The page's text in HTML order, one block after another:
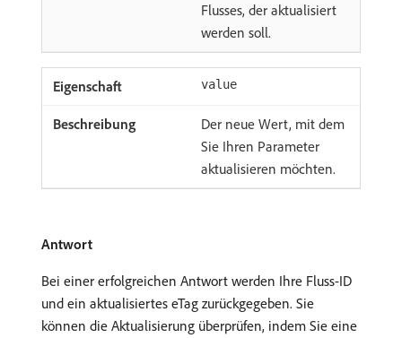
Flusses, der aktualisiert
werden soll.
value
Der neue Wert, mit dem
Sie Ihren Parameter
aktualisieren möchten.
Antwort
Bei einer erfolgreichen Antwort werden Ihre Fluss-ID
und ein aktualisiertes eTag zurückgegeben. Sie
können die Aktualisierung überprüfen, indem Sie eine